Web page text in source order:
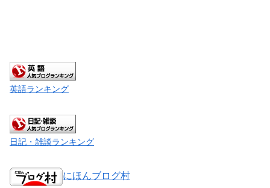
英語ランキング
日記・雑談ランキング
にほんブログ村